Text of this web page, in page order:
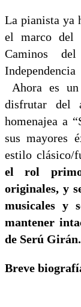
La pianista ya
el marco del
Caminos
Ahora es
disfrutar del
homenajea a
sus mayores
estilo clásico/
el rol
originales, y
musicales y
mantener
de Serú Girán.
Breve